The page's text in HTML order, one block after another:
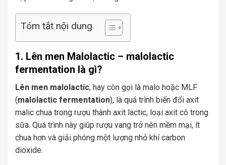
Tóm tắt nội dung
1. Lên men Malolactic – malolactic
fermentation là gì?
Lên men malolactic, hay còn gọi là malo hoặc MLF
(malolactic fermentation), là quá trình biến đổi axit
malic chua trong rượu thành axit lactic, loại axit có trong
sữa. Quá trình này giúp rượu vang trở nên mềm mại, ít
chua hơn và giải phóng một lượng nhỏ khí carbon
dioxide.